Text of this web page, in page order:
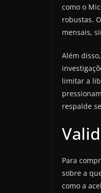
como o
robustas.
mensais,
Além
limitar a
respalde
Para
sobre a
como a